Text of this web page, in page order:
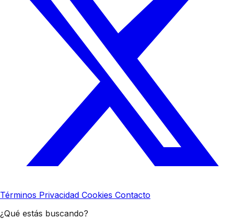
Términos Privacidad Cookies Contacto
¿Qué estás buscando?